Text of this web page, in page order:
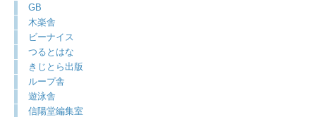
GB
木楽舎
ビーナイス
つるとはな
きじとら出版
ループ舎
遊泳舎
信陽堂編集室